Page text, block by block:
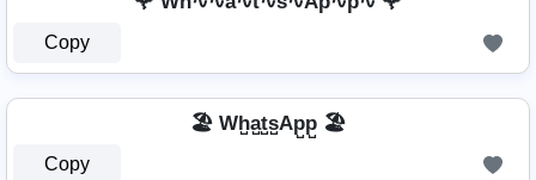
Copy
🏖️ Wh̺a̺t̺s̺Ap̺p̺ 🏖️
Copy